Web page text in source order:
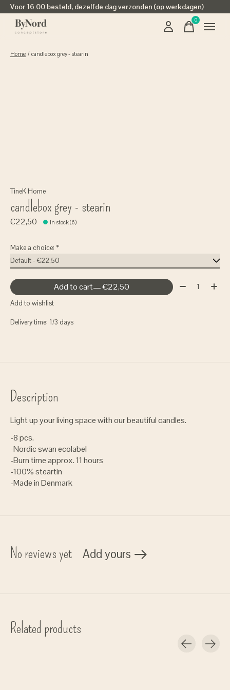
Voor 16.00 besteld, dezelfde dag verzonden (op werkdagen)
0items
Home / candlebox grey - stearin
TineK Home
candlebox grey - stearin
€22,50 In stock (6)
Make a choice: *
Add to cart — €22,50 Quantity:
Add to wishlist
Delivery time: 1/3 days
Description
Light up your living space with our beautiful candles.
-8 pcs.
-Nordic swan ecolabel
-Burn time approx. 11 hours
-100% steartin
-Made in Denmark
No reviews yet Add yours
Related products